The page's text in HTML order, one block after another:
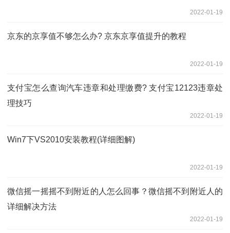
2022-01-19
京东的京享值不够怎么办? 京东京享值提升的教程
2022-01-19
支付宝怎么查询汽车违章和处理缴费? 支付宝12123违章处
理技巧
2022-01-19
Win7下VS2010安装教程(详细图解)
2022-01-19
微信摇一摇摇不到附近的人怎么回事？微信摇不到附近人的
详细解决方法
2022-01-19